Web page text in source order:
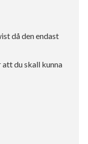
då den endast
du skall kunna